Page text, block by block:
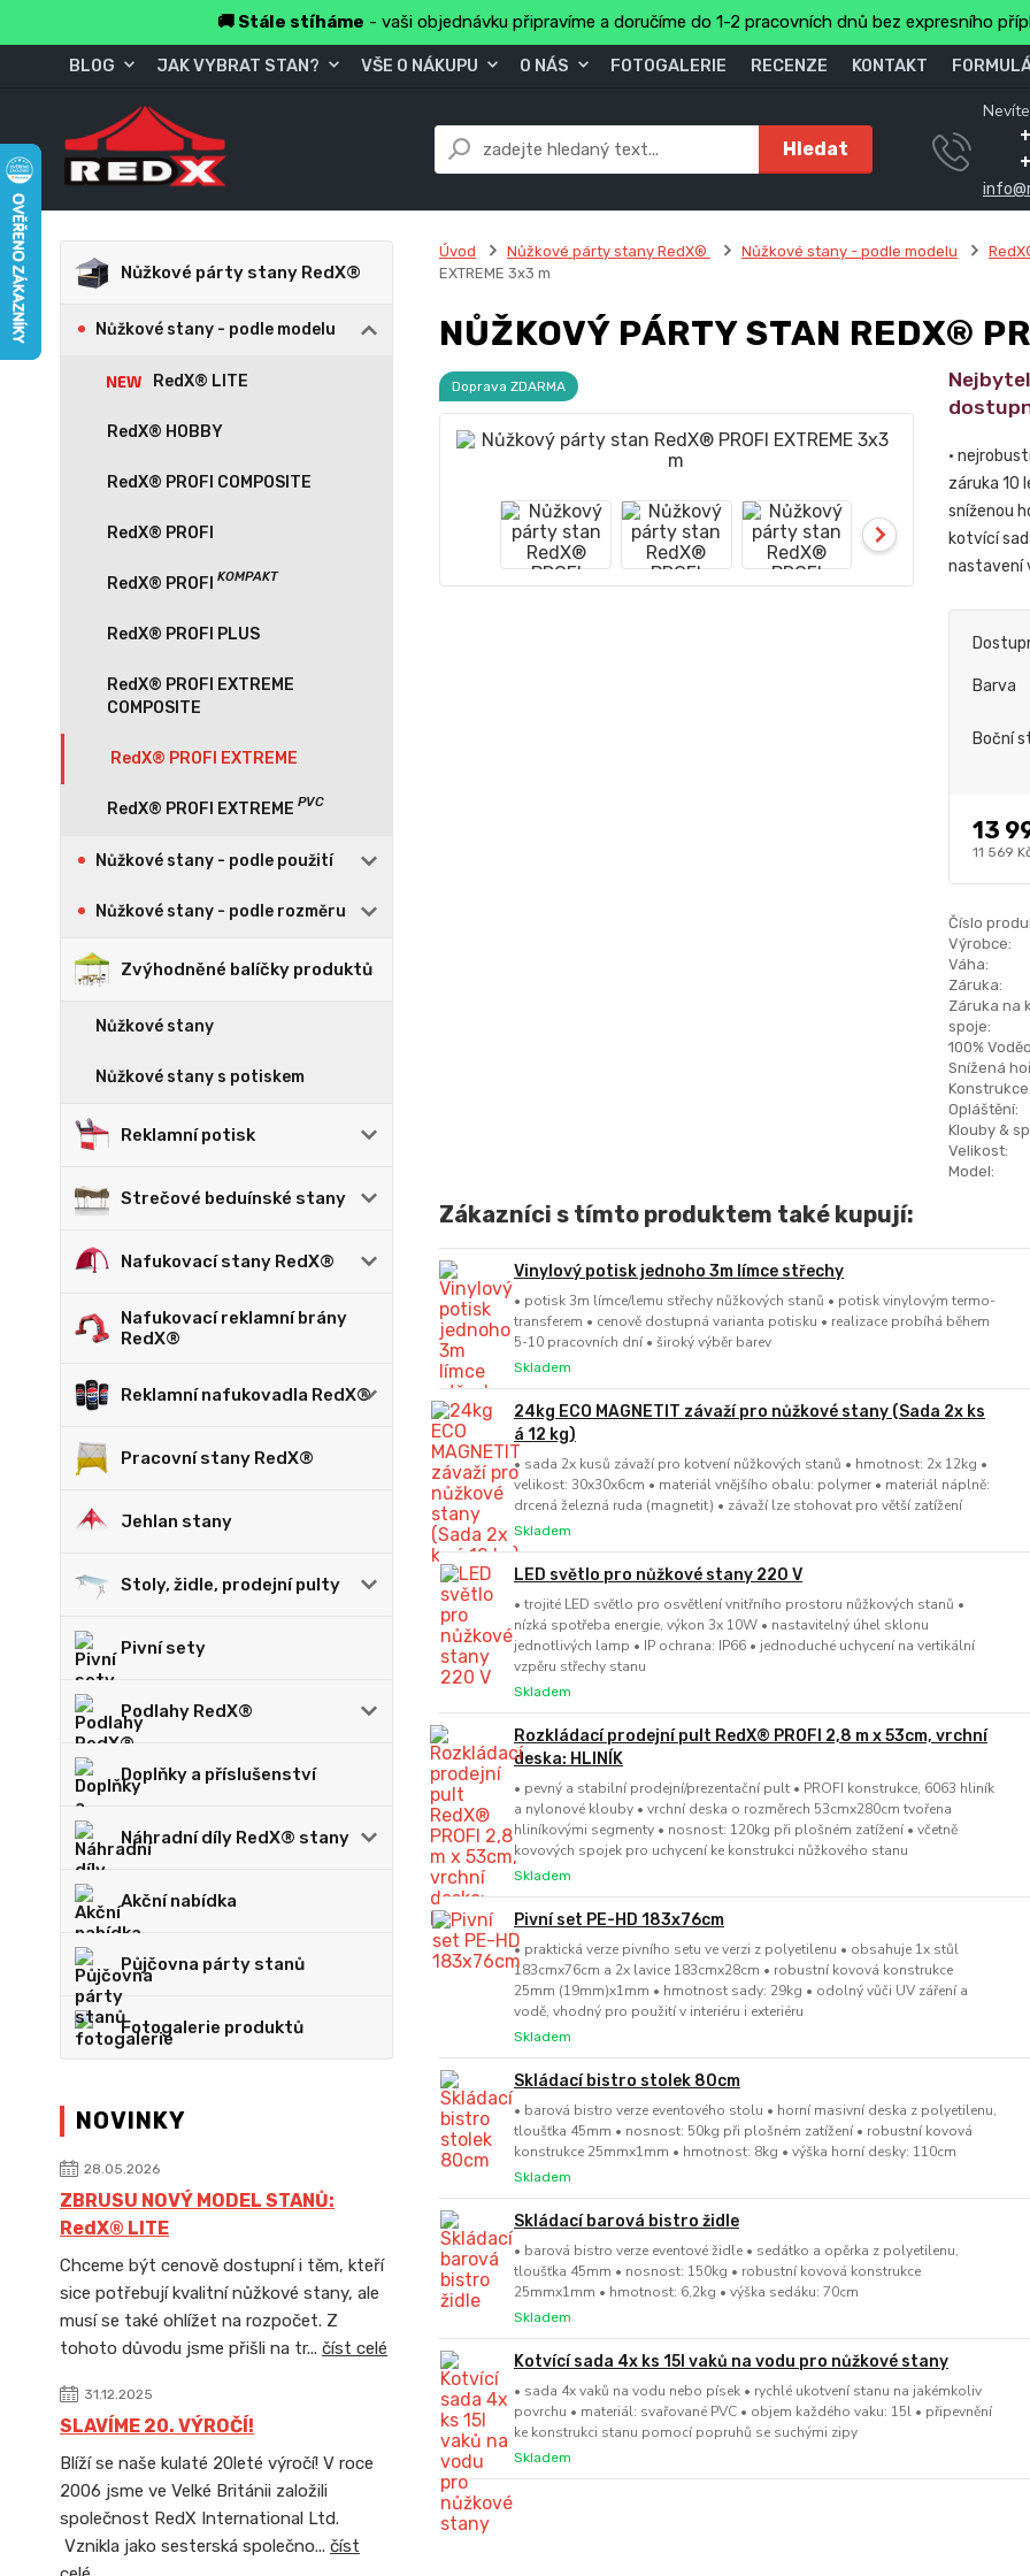
🚚 Stále stíháme - vaši objednávku připravíme a doručíme do 1-2 pracovních dnů bez expresního
BLOG JAK VYBRAT STAN? VŠE O NÁKUPU O NÁS FOTOGALERIE RECENZE KONTAKT
Hledat
Nůžkové párty stany RedX®
Nůžkové stany - podle modelu
RedX® LITE
RedX® HOBBY
RedX® PROFI COMPOSITE
RedX® PROFI
RedX® PROFI PLUS
RedX® PROFI EXTREME
COMPOSITE
RedX® PROFI EXTREME
Nůžkové stany - podle použití
Nůžkové stany - podle rozměru
Zvýhodněné balíčky produktů
Nůžkové stany
Nůžkové stany s potiskem
Reklamní potisk
Strečové beduínské stany
Nafukovací stany RedX®
Nafukovací reklamní brány
RedX®
Reklamní nafukovadla RedX®
Pracovní stany RedX®
Jehlan stany
Stoly, židle, prodejní pulty
Pivní sety
Podlahy RedX®
Doplňky a příslušenství
Náhradní díly RedX® stany
Akční nabídka
Půjčovna párty stanů
Fotogalerie produktů
NOVINKY
28.05.2026
ZBRUSU NOVÝ MODEL STANŮ:
RedX® LITE
Chceme být cenově dostupní i těm, kteří
sice potřebují kvalitní nůžkové stany, ale
musí se také ohlížet na rozpočet. Z
tohoto důvodu jsme přišli na tr... číst celé
31.12.2025
SLAVÍME 20. VÝROČÍ!
Blíží se naše kulaté 20leté výročí! V roce
2006 jsme ve Velké Británii založili
společnost RedX International Ltd.
Vznikla jako sesterská společno... číst
Úvod Nůžkové párty stany RedX® Nůžkové stany - podle modelu
EXTREME 3x3 m
NŮŽKOVÝ PÁRTY STAN REDX®
Doprava ZDARMA
•
záruka 10
sníženou
kotvící
nastavení
Barva
Boční
13
11 569
Číslo
Výrobce:
Váha:
Záruka:
Záruka na
spoje:
100%
Snížená
Opláštění:
Klouby &
Velikost:
Model:
Zákazníci s tímto produktem také kupují:
Vinylový potisk jednoho 3m límce střechy
• potisk 3m límce/lemu střechy nůžkových stanů • potisk vinylovým termo-
transferem • cenově dostupná varianta potisku • realizace probíhá během
5-10 pracovních dní • široký výběr barev
Skladem
24kg ECO MAGNETIT závaží pro nůžkové stany (Sada 2x ks
á 12 kg)
• sada 2x kusů závaží pro kotvení nůžkových stanů • hmotnost: 2x 12kg •
velikost: 30x30x6cm • materiál vnějšího obalu: polymer • materiál náplně:
drcená železná ruda (magnetit) • závaží lze stohovat pro větší zatížení
Skladem
LED světlo pro nůžkové stany 220 V
• trojité LED světlo pro osvětlení vnitřního prostoru nůžkových stanů •
nízká spotřeba energie, výkon 3x 10W • nastavitelný úhel sklonu
jednotlivých lamp • IP ochrana: IP66 • jednoduché uchycení na vertikální
vzpěru střechy stanu
Skladem
Rozkládací prodejní pult RedX® PROFI 2,8 m x 53cm, vrchní
deska: HLINÍK
• pevný a stabilní prodejní/prezentační pult • PROFI konstrukce, 6063 hliník
a nylonové klouby • vrchní deska o rozměrech 53cmx280cm tvořena
hliníkovými segmenty • nosnost: 120kg při plošném zatížení • včetně
kovových spojek pro uchycení ke konstrukci nůžkového stanu
Skladem
Pivní set PE-HD 183x76cm
• praktická verze pivního setu ve verzi z polyetilenu • obsahuje 1x stůl
183cmx76cm a 2x lavice 183cmx28cm • robustní kovová konstrukce
25mm (19mm)x1mm • hmotnost sady: 29kg • odolný vůči UV záření a
vodě, vhodný pro použití v interiéru i exteriéru
Skladem
Skládací bistro stolek 80cm
• barová bistro verze eventového stolu • horní masivní deska z polyetilenu,
tloušťka 45mm • nosnost: 50kg při plošném zatížení • robustní kovová
konstrukce 25mmx1mm • hmotnost: 8kg • výška horní desky: 110cm
Skladem
Skládací barová bistro židle
• barová bistro verze eventové židle • sedátko a opěrka z polyetilenu,
tloušťka 45mm • nosnost: 150kg • robustní kovová konstrukce
25mmx1mm • hmotnost: 6,2kg • výška sedáku: 70cm
Skladem
Kotvící sada 4x ks 15l vaků na vodu pro nůžkové stany
• sada 4x vaků na vodu nebo písek • rychlé ukotvení stanu na jakémkoliv
povrchu • materiál: svařované PVC • objem každého vaku: 15l • připevnění
ke konstrukci stanu pomocí popruhů se suchými zipy
Skladem